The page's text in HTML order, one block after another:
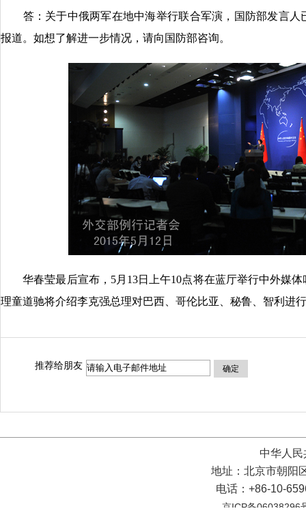
答：关于中俄两军在地中海举行联合军演，国防部发言人
报道。如想了解进一步情况，请向国防部咨询。
华春莹最后宣布，5月13日上午10点将在蓝厅举行中外媒体
理童道驰将介绍李克强总理对巴西、哥伦比亚、秘鲁、智利进
推荐给朋友 确定
中华人
地址：北京市朝阳
电话：+86-10-
京ICP备06038296